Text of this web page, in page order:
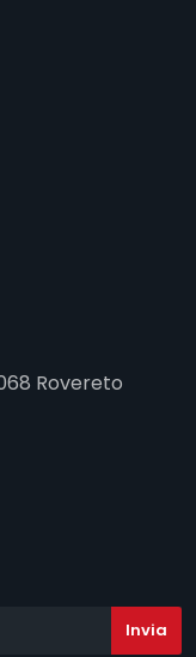
Rovereto